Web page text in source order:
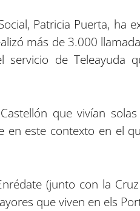
Patricia Puerta, ha
más de 3.000
de Teleayuda
que vivían solas
en este contexto en el
(junto con la
que viven en els